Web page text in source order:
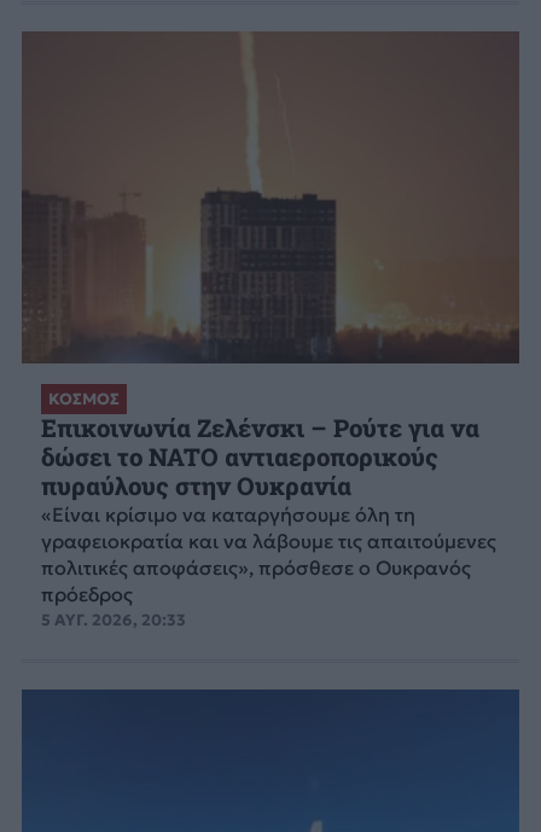
ΚΟΣΜΟΣ
Επικοινωνία Ζελένσκι – Ρούτε για να
δώσει το NATO αντιαεροπορικούς
πυραύλους στην Ουκρανία
«Είναι κρίσιμο να καταργήσουμε όλη τη
γραφειοκρατία και να λάβουμε τις απαιτούμενες
πολιτικές αποφάσεις», πρόσθεσε ο Ουκρανός
πρόεδρος
5 ΑΥΓ. 2026, 20:33